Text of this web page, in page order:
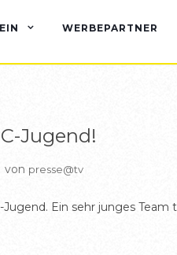
WERBEPARTNER
Jugend!
von presse@tv
Ein sehr junges